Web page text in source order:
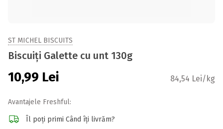
ST MICHEL BISCUITS
Biscuiți Galette cu unt 130g
10,99 Lei 84,54 Lei/kg
Avantajele Freshful:
Îl poți primi Când îți livrăm?